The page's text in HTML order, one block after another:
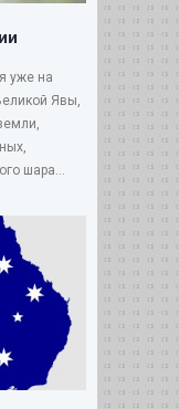
уже на
Явы,
шара...